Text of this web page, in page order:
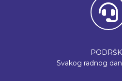
Svakog radnog